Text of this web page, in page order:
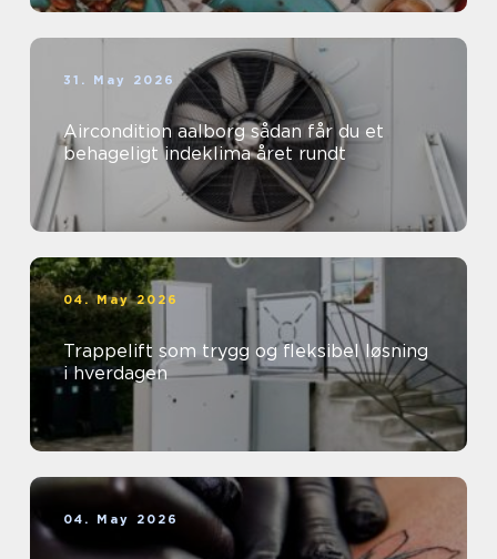
31. May 2026
Aircondition aalborg sådan får du et
behageligt indeklima året rundt
04. May 2026
Trappelift som trygg og fleksibel løsning
i hverdagen
04. May 2026